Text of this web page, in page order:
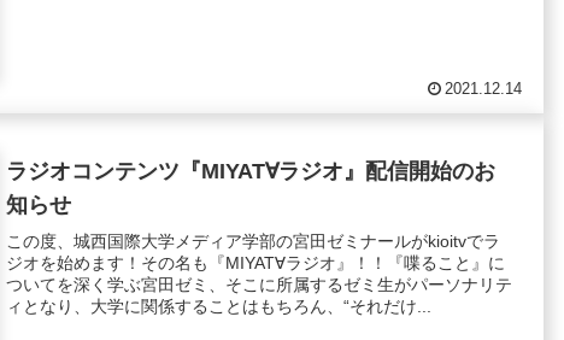
2021.12.14
ラジオコンテンツ『MIYAT∀ラジオ』配信開始のお
知らせ
この度、城西国際大学メディア学部の宮田ゼミナールがkioitvでラ
ジオを始めます！その名も『MIYAT∀ラジオ』！！『喋ること』に
ついてを深く学ぶ宮田ゼミ、そこに所属するゼミ生がパーソナリテ
ィとなり、大学に関係することはもちろん、“それだけ...